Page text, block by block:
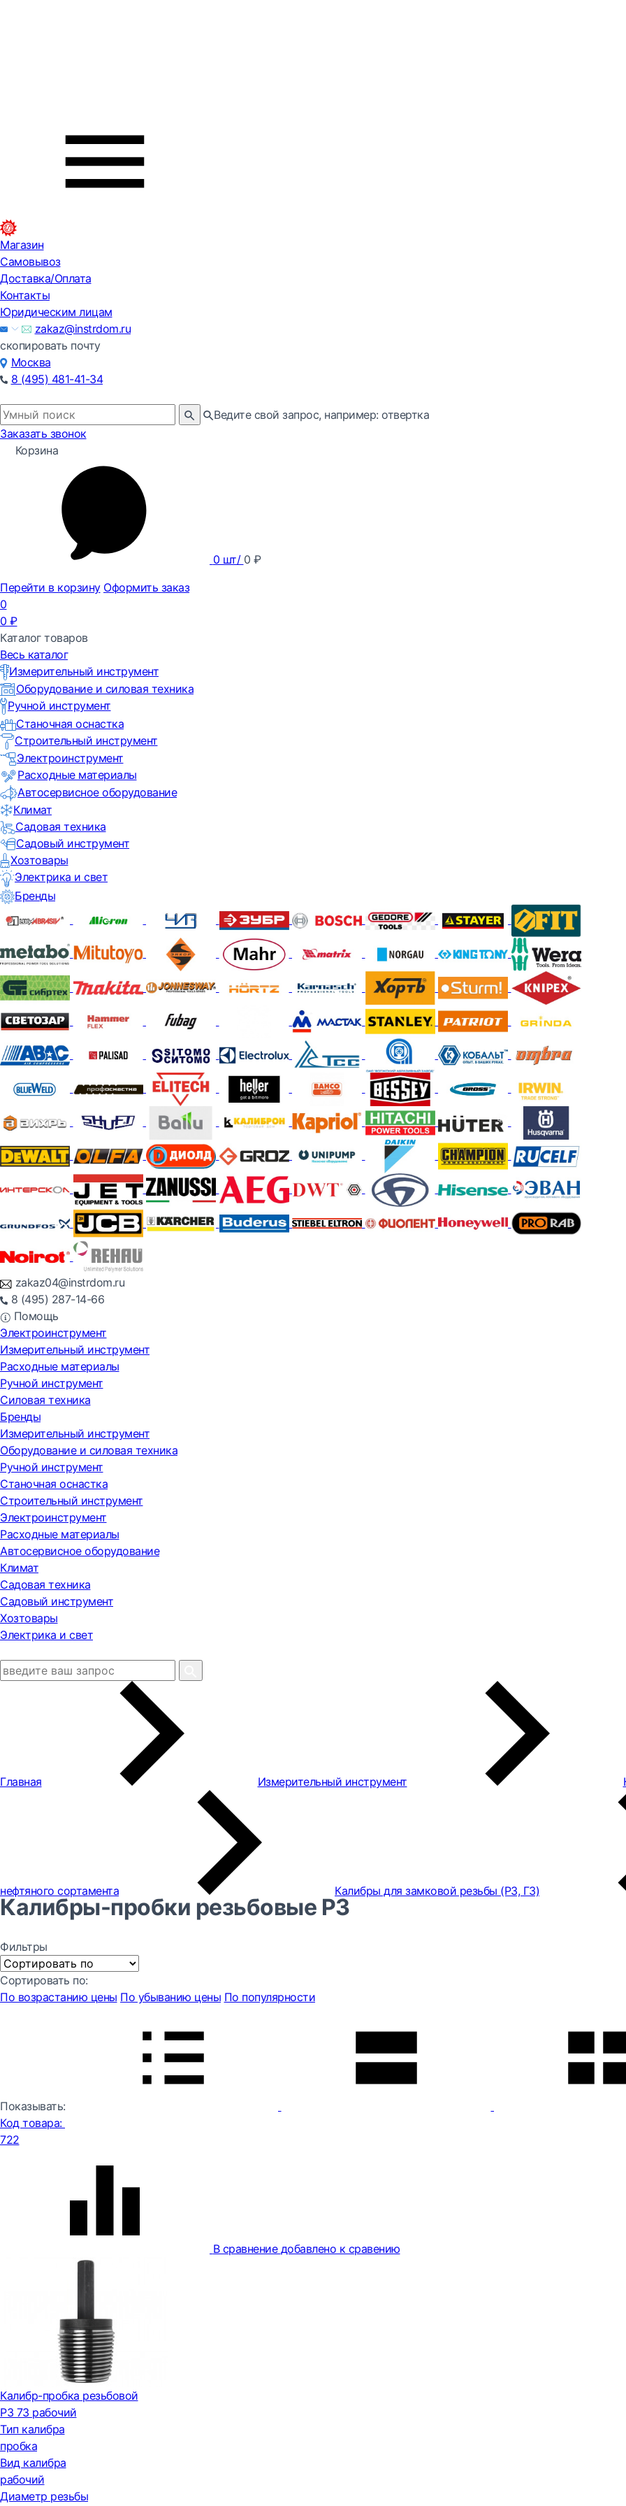
Магазин
Самовывоз
Доставка/Оплата
Контакты
Юридическим лицам
zakaz@instrdom.ru
скопировать почту
Москва
8 (495) 481-41-34
Ведите свой запрос, например: отвертка
Заказать звонок
Корзина
0 шт/ 0 ₽
Перейти в корзину Оформить заказ
0
0 ₽
Каталог товаров
Весь каталог
Измерительный инструмент
Оборудование и силовая техника
Ручной инструмент
Станочная оснастка
Строительный инструмент
Электроинструмент
Расходные материалы
Автосервисное оборудование
Климат
Садовая техника
Садовый инструмент
Хозтовары
Электрика и свет
Бренды
zakaz04@instrdom.ru
8 (495) 287-14-66
Помощь
Электроинструмент
Измерительный инструмент
Расходные материалы
Ручной инструмент
Силовая техника
Бренды
Измерительный инструмент
Оборудование и силовая техника
Ручной инструмент
Станочная оснастка
Строительный инструмент
Электроинструмент
Расходные материалы
Автосервисное оборудование
Климат
Садовая техника
Садовый инструмент
Хозтовары
Электрика и свет
Главная Измерительный инструмент
нефтяного сортамента Калибры для замковой резьбы (РЗ, ГЗ)
Калибры-пробки резьбовые РЗ
Фильтры
Сортировать по:
По возрастанию цены По убыванию цены По популярности
Показывать:
Код товара:
722
В сравнение добавлено к сравению
Калибр-пробка резьбовой
РЗ 73 рабочий
Тип калибра
пробка
Вид калибра
рабочий
Диаметр резьбы